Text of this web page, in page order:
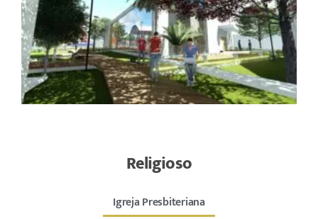
Religioso
Igreja Presbiteriana